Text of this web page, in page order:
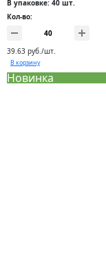
В упаковке: 40 шт.
Кол-во:
39.63 руб./шт.
В корзину
Новинка